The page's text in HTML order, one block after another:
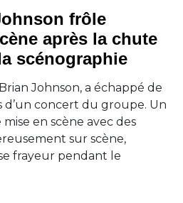
frôle
après la chute
scénographie
Johnson, a échappé de
d’un concert du groupe. Un
en scène avec des
sur scène,
frayeur pendant le